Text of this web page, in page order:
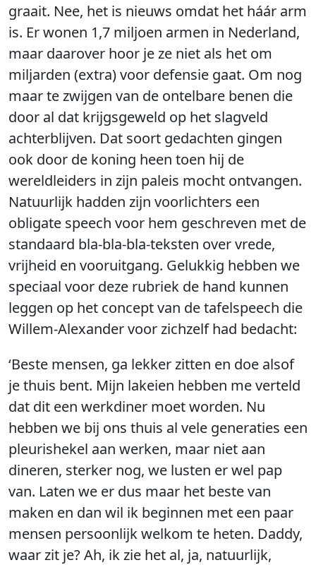
graait. Nee, het is nieuws omdat het háár arm
is. Er wonen 1,7 miljoen armen in Nederland,
maar daarover hoor je ze niet als het om
miljarden (extra) voor defensie gaat. Om nog
maar te zwijgen van de ontelbare benen die
door al dat krijgsgeweld op het slagveld
achterblijven. Dat soort gedachten gingen
ook door de koning heen toen hij de
wereldleiders in zijn paleis mocht ontvangen.
Natuurlijk hadden zijn voorlichters een
obligate speech voor hem geschreven met de
standaard bla-bla-bla-teksten over vrede,
vrijheid en vooruitgang. Gelukkig hebben we
speciaal voor deze rubriek de hand kunnen
leggen op het concept van de tafelspeech die
Willem-Alexander voor zichzelf had bedacht:
‘Beste mensen, ga lekker zitten en doe alsof
je thuis bent. Mijn lakeien hebben me verteld
dat dit een werkdiner moet worden. Nu
hebben we bij ons thuis al vele generaties een
pleurishekel aan werken, maar niet aan
dineren, sterker nog, we lusten er wel pap
van. Laten we er dus maar het beste van
maken en dan wil ik beginnen met een paar
mensen persoonlijk welkom te heten. Daddy,
waar zit je? Ah, ik zie het al, ja, natuurlijk,